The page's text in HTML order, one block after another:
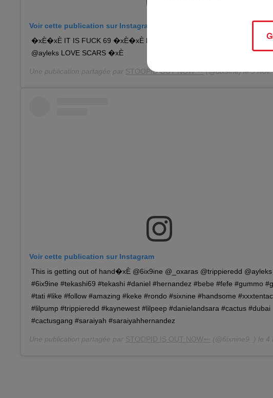
Voir cette publication sur Instagram
�xÈ�xÈ IT IS FUCK 69 �xÈ�xÈ LITERALLY �x"�x"�x"�x-
@ayleks LOVE SCARS �xÈ
Une publication partagée par STOOPID OUT NOW ⬼️(@6ix9ine) le3 Nov. 2018 à 2
Voir cette publication sur Instagram
This is getting out of hand�xÈ @6ix9ine @_oxaras @trippieredd @ayleks
#6ix9ine #tekashi69 #tekashi #daniel #hernandez #bebe #fefe #gummo
#tati #like #follow #amazing #keke #rondo #sixnine #handsome
#lilpump #trippieredd #kaynewest #lilpeep #danielandsara #cactus #dubai
#cactusgang #saraiyah #saraiyahhernandez
Une publication partagée par STOOPID IS OUT NOW⬼️ (@6ixnine9_) le 4 Nov.